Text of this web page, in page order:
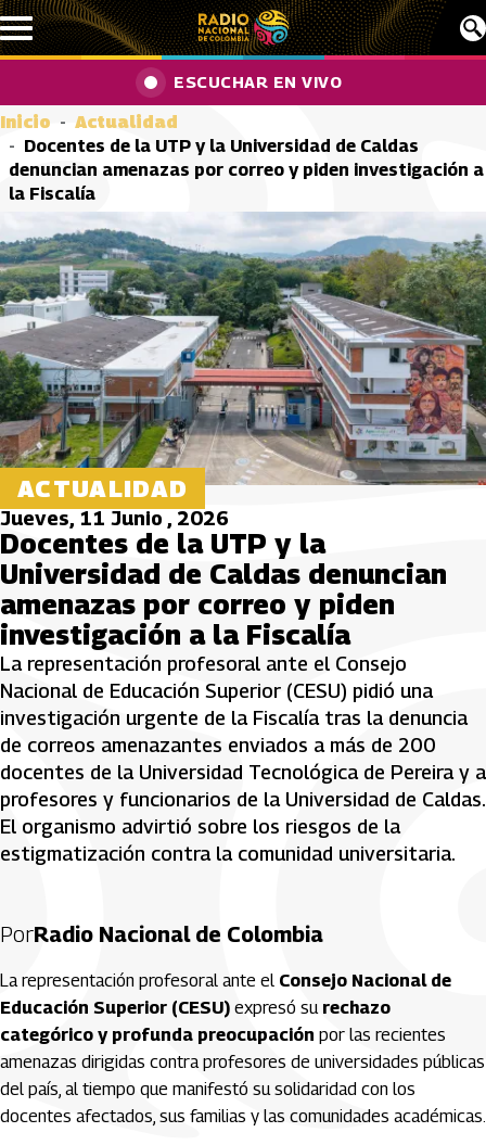
Pasar al contenido principal
ESCUCHAR EN VIVO
Inicio
Actualidad
Docentes de la UTP y la Universidad de Caldas
denuncian amenazas por correo y piden investigación a
la Fiscalía
ACTUALIDAD
Jueves, 11 Junio , 2026
Docentes de la UTP y la
Universidad de Caldas denuncian
amenazas por correo y piden
investigación a la Fiscalía
La representación profesoral ante el Consejo
Nacional de Educación Superior (CESU) pidió una
investigación urgente de la Fiscalía tras la denuncia
de correos amenazantes enviados a más de 200
docentes de la Universidad Tecnológica de Pereira y a
profesores y funcionarios de la Universidad de Caldas.
El organismo advirtió sobre los riesgos de la
estigmatización contra la comunidad universitaria.
PorRadio Nacional de Colombia
La representación profesoral ante el Consejo Nacional de
Educación Superior (CESU) expresó su rechazo
categórico y profunda preocupación por las recientes
amenazas dirigidas contra profesores de universidades públicas
del país, al tiempo que manifestó su solidaridad con los
docentes afectados, sus familias y las comunidades académicas.